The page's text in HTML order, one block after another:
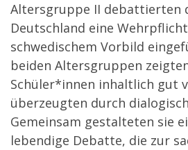
Altersgruppe II debattierten
Deutschland eine
schwedischem Vorbild
beiden Altersgruppen
Schüler*innen inhaltlich gut
überzeugten durch
Gemeinsam gestalteten sie
lebendige Debatte, die zur